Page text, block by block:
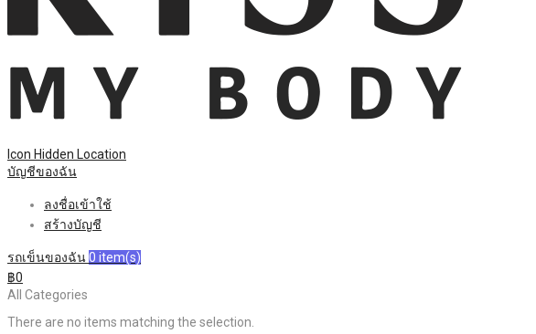
Icon Hidden Location
บัญชีของฉัน
ลงชื่อเข้าใช้
สร้างบัญชี
รถเข็นของฉัน0 item(s)
฿0
All Categories
There are no items matching the selection.